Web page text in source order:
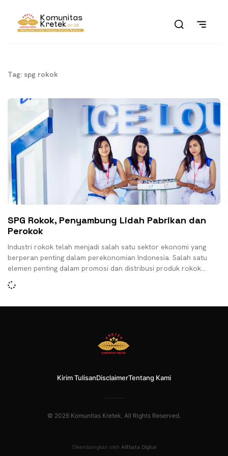
Tag: spg rokok
SPG Rokok, Penyambung Lidah Pabrikan dan
Perokok
Industri rokok telah menjadi salah satu sektor ekonomi yang
berperan penting dalam perekonomian Indonesia. Salah satu
elemen penting dalam promosi dan distribusi produk rokok
adalah
Kirim TulisanDisclaimerTentang Kami
© 2026 Komunitas Kretek. All Rights Reserved.
Dikembangkan oleh Alifbata Digital